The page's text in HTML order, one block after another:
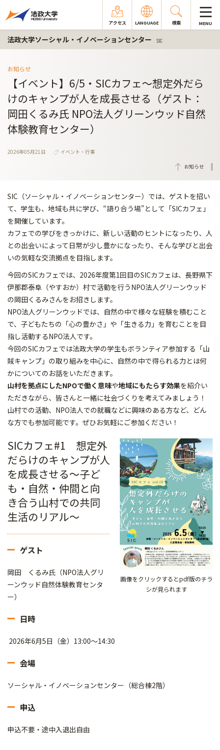
アクセス LANGUAGE 検索 MENU
法政大学ソーシャル・イノベーションセンター SIC
お知らせ
【イベント】6/5・SICカフェ～想定外だら
けのキャンプが人を成長させる（ゲスト：
岡田くるみ氏 NPO法人グリーンウッド自然
体験教育センター）
2026年05月21日
イベント・行事
お知らせ
SIC（ソーシャル・イノベーションセンター）では、ゲストを招い
て、学生も、地域も共に学び、“語り合う場”として「SICカフェ」
を開催しています。
カフェでの学びをきっかけに、新しい活動のヒントになったり、人
との出会いによって日常が少し豊かになったり、そんな学びと出会
いの気軽な交流拠点を目指します。
今回のSICカフェでは、2026年度第1回目のSICカフェは、長野県下
伊那郡泰阜（やすおか）村で活動を行うNPO法人グリーンウッド
の岡田くるみさんをお招きします。
NPO法人グリーンウッドでは、自然の中で様々な経験を積むこと
で、子どもたちの「心の豊かさ」や「生きる力」を育むことを目
指し活動するNPO法人です。
今回のSICカフェでは法政大学の学生もボランティア参加する「山
賊キャンプ」の取り組みを中心に、自然の中で得られる力とは何
かについてのお話をいただきます。
山村を拠点にしたNPOで働く意味や地域にもたらす効果を紹介い
ただきながら、皆さんと一緒に社会づくりを考えてみましょう！
山村での活動、NPO法人での就職などに興味のある方など、どん
な方でも参加可能です。ぜひお気軽にご参加ください！
画像をクリックするとpdf版のチラ
シが見られます
SICカフェ#1 想定外
だらけのキャンプが人
を成長させる～子ど
も・自然・仲間と向
き合う山村での共同
生活のリアル～
ゲスト
岡田 くるみ氏（NPO法人グリ
ーンウッド自然体験教育センタ
ー）
日時
2026年6月5日（金）13:00～14:30
会場
ソーシャル・イノベーションセンター（総合棟2階）
申込
申込不要・途中入退出自由